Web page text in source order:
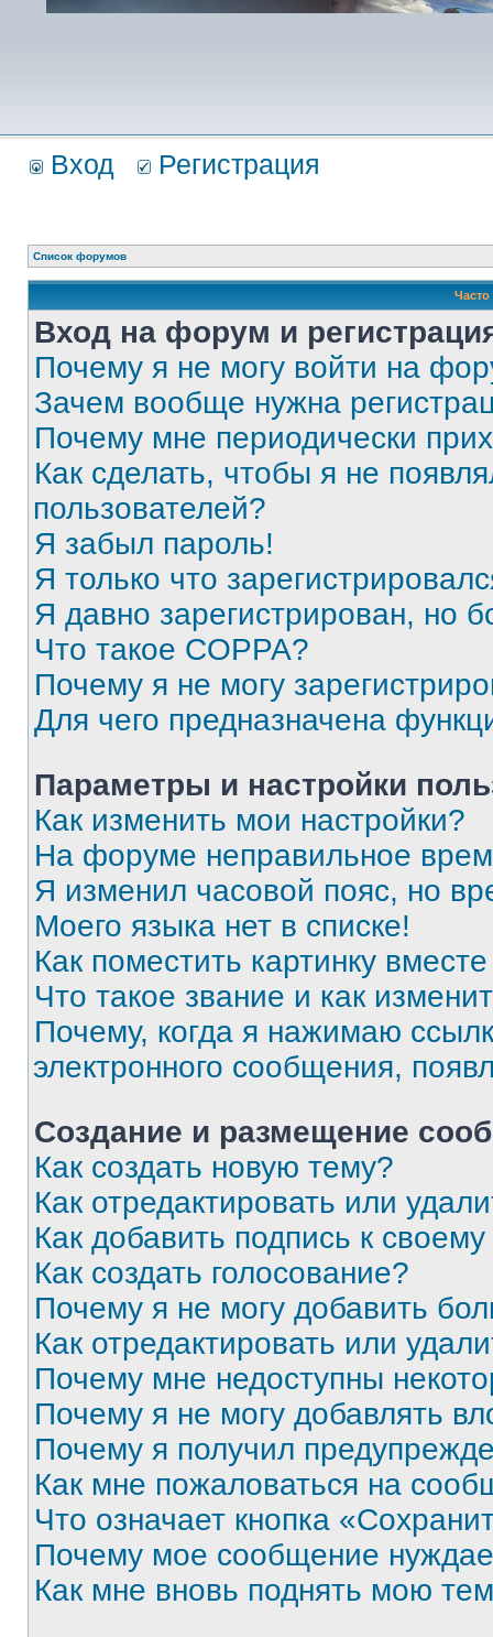
Вход Регистрация
Список форумов
Вход на форум и
Почему я не могу войти на
Зачем вообще нужна
Почему мне периодически
Как сделать, чтобы я не
пользователей?
Я забыл пароль!
Я только что
Я давно зарегистрирован, но
Что такое COPPA?
Почему я не могу
Для чего предназначена
Параметры и настройки
Как изменить мои настройки?
На форуме неправильное
Я изменил часовой пояс, но
Моего языка нет в списке!
Как поместить картинку
Что такое звание и как
Почему, когда я нажимаю
электронного сообщения,
Создание и размещение
Как создать новую тему?
Как отредактировать или
Как добавить подпись к
Как создать голосование?
Почему я не могу добавить
Как отредактировать или
Почему мне недоступны
Почему я не могу добавлять
Почему я получил
Как мне пожаловаться на
Что означает кнопка
Почему мое сообщение
Как мне вновь поднять мою